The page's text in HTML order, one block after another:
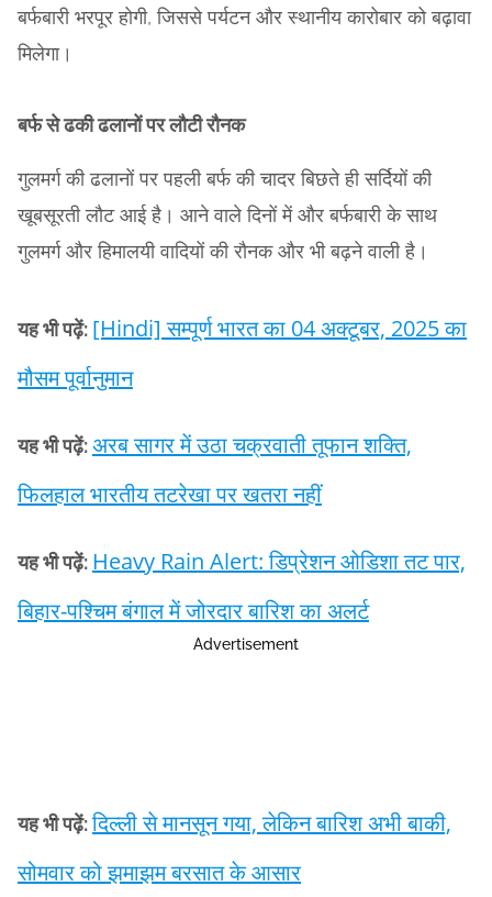
बर्फबारी भरपूर होगी, जिससे पर्यटन और स्थानीय कारोबार को बढ़ावा
मिलेगा।
बर्फ से ढकी ढलानों पर लौटी रौनक
गुलमर्ग की ढलानों पर पहली बर्फ की चादर बिछते ही सर्दियों की
खूबसूरती लौट आई है। आने वाले दिनों में और बर्फबारी के साथ
गुलमर्ग और हिमालयी वादियों की रौनक और भी बढ़ने वाली है।
यह भी पढ़ें: [Hindi] सम्पूर्ण भारत का 04 अक्टूबर, 2025 का
मौसम पूर्वानुमान
यह भी पढ़ें:अरब सागर में उठा चक्रवाती तूफान शक्ति,
फिलहाल भारतीय तटरेखा पर खतरा नहीं
यह भी पढ़ें: Heavy Rain Alert: डिप्रेशन ओडिशा तट पार,
बिहार-पश्चिम बंगाल में जोरदार बारिश का अलर्ट
Advertisement
यह भी पढ़ें:दिल्ली से मानसून गया, लेकिन बारिश अभी बाकी,
सोमवार को झमाझम बरसात के आसार